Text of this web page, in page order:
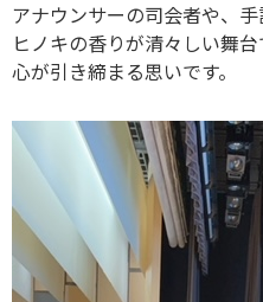
アナウンサーの司会者や、手
ヒノキの香りが清々しい舞
心が引き締まる思いです。